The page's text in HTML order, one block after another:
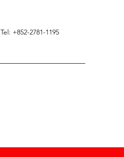
Tel: +852-2781-1195